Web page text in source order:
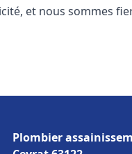
et nous sommes
Plombier